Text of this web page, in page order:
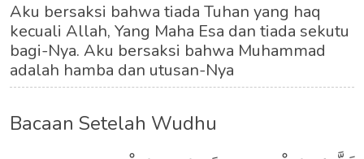
Aku bersaksi bahwa tiada Tuhan yang haq
kecuali Allah, Yang Maha Esa dan tiada sekutu
bagi-Nya. Aku bersaksi bahwa Muhammad
adalah hamba dan utusan-Nya
Bacaan Setelah Wudhu